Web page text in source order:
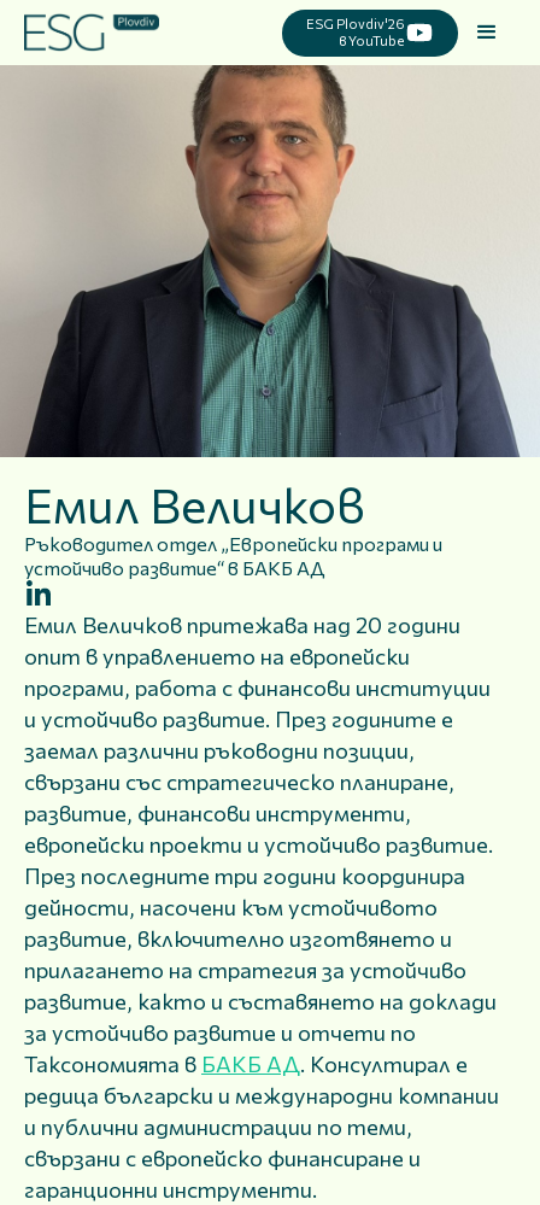
ESG Plovdiv'26
в YouTube
Емил Величков
Ръководител отдел „Европейски програми и
устойчиво развитие“ в БАКБ АД
Емил Величков притежава над 20 години
опит в управлението на европейски
програми, работа с финансови институции
и устойчиво развитие. През годините е
заемал различни ръководни позиции,
свързани със стратегическо планиране,
развитие, финансови инструменти,
европейски проекти и устойчиво развитие.
През последните три години координира
дейности, насочени към устойчивото
развитие, включително изготвянето и
прилагането на стратегия за устойчиво
развитие, както и съставянето на доклади
за устойчиво развитие и отчети по
Таксономията в БАКБ АД. Консултирал е
редица български и международни компании
и публични администрации по теми,
свързани с европейско финансиране и
гаранционни инструменти.